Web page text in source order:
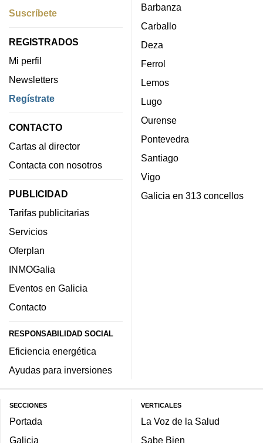
Suscríbete
REGISTRADOS
Mi perfil
Newsletters
Regístrate
CONTACTO
Cartas al director
Contacta con nosotros
PUBLICIDAD
Tarifas publicitarias
Servicios
Oferplan
INMOGalia
Eventos en Galicia
Contacto
RESPONSABILIDAD SOCIAL
Eficiencia energética
Ayudas para inversiones
Barbanza
Carballo
Deza
Ferrol
Lemos
Lugo
Ourense
Pontevedra
Santiago
Vigo
Galicia en 313 concellos
SECCIONES
Portada
Galicia
VERTICALES
La Voz de la Salud
Sabe Bien